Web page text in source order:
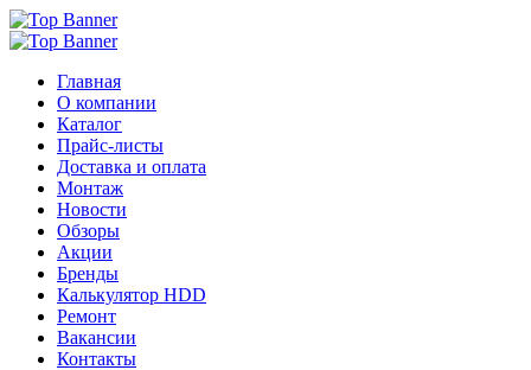
Главная
О компании
Каталог
Прайс-листы
Доставка и оплата
Монтаж
Новости
Обзоры
Акции
Бренды
Калькулятор HDD
Ремонт
Вакансии
Контакты